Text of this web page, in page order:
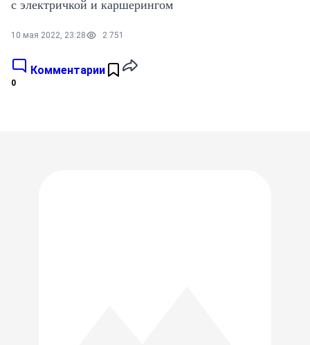
с электричкой и каршерингом
10 мая 2022, 23:28 2 751
Комментарии
0